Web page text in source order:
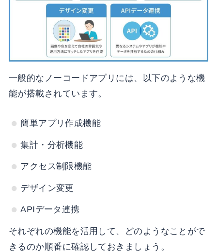
一般的なノーコードアプリには、以下のような機
能が搭載されています。
簡単アプリ作成機能
集計・分析機能
アクセス制限機能
デザイン変更
APIデータ連携
それぞれの機能を活用して、どのようなことがで
きるのか順番に確認しておきましょう。